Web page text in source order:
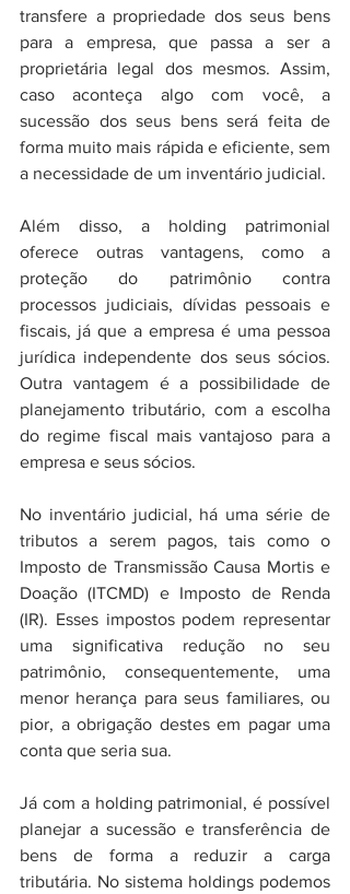
transfere a propriedade dos seus bens
para a empresa, que passa a ser a
proprietária legal dos mesmos. Assim,
caso aconteça algo com você, a
sucessão dos seus bens será feita de
forma muito mais rápida e eficiente, sem
a necessidade de um inventário judicial.
Além disso, a holding patrimonial
oferece outras vantagens, como a
proteção do patrimônio contra
processos judiciais, dívidas pessoais e
fiscais, já que a empresa é uma pessoa
jurídica independente dos seus sócios.
Outra vantagem é a possibilidade de
planejamento tributário, com a escolha
do regime fiscal mais vantajoso para a
empresa e seus sócios.
No inventário judicial, há uma série de
tributos a serem pagos, tais como o
Imposto de Transmissão Causa Mortis e
Doação (ITCMD) e Imposto de Renda
(IR). Esses impostos podem representar
uma significativa redução no seu
patrimônio, consequentemente, uma
menor herança para seus familiares, ou
pior, a obrigação destes em pagar uma
conta que seria sua.
Já com a holding patrimonial, é possível
planejar a sucessão e transferência de
bens de forma a reduzir a carga
tributária. No sistema holdings podemos